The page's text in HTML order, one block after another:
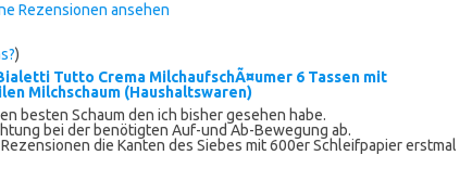
Rezensionen ansehen
)
Tutto Crema MilchaufschÃ¤umer 6 Tassen mit
Milchschaum (Haushaltswaren)
besten Schaum den ich bisher gesehen habe.
bei der benötigten Auf-und Ab-Bewegung ab.
die Kanten des Siebes mit 600er Schleifpapier erstmal